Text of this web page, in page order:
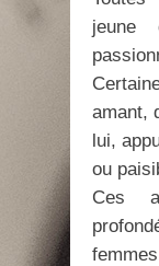
jeune
amant,
lui,
ou
Ces